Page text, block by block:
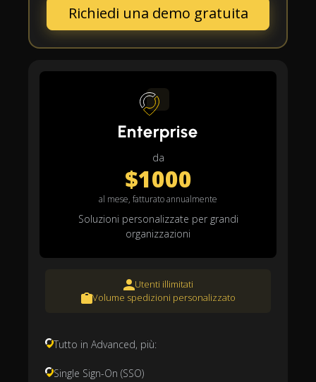
Richiedi una demo gratuita
Enterprise
da
$1000
al mese, fatturato annualmente
Soluzioni personalizzate per grandi
organizzazioni
Utenti illimitati
Volume spedizioni personalizzato
Tutto in Advanced, più:
Single Sign-On (SSO)